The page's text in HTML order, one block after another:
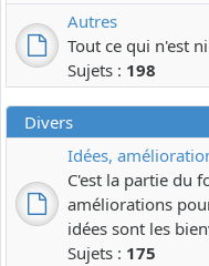
Autres
Tout ce qui n'est
Sujets : 198
Divers
Idées,
C'est la partie du
améliorations
idées sont les
Sujets : 175